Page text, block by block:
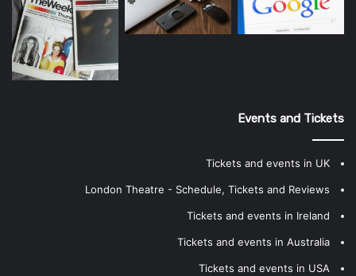
Events and Tickets
Tickets and events in UK
London Theatre - Schedule, Tickets and Reviews
Tickets and events in Ireland
Tickets and events in Australia
Tickets and events in USA